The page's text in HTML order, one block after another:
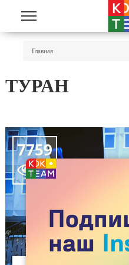
Перейти к основному
Главная
ТУРАН
7759
